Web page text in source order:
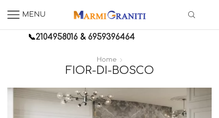
MENU
📞2104958016 &6959396464
Home
FIOR-DI-BOSCO